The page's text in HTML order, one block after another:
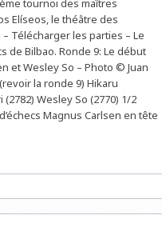
9ème tournoi des maîtres
Elíseos, le théâtre des
Télécharger les parties – Le
de Bilbao. Ronde 9: Le début
et Wesley So – Photo © Juan
la ronde 9) Hikaru
Wesley So (2770) 1/2
Magnus Carlsen en tête